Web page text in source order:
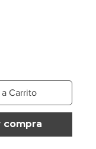
Carrito
compra